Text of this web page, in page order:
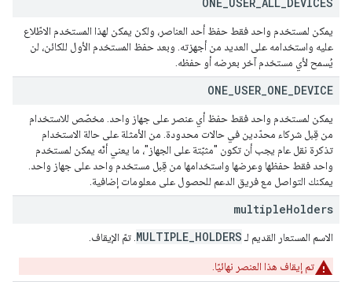
يمكن لمستخدم واحد فقط حفظ أحد العناصر، ولكن يمكن لهذا المستخدم الاطّلاع
عليه واستخدامه على العديد من أجهزته. وبعد حفظ المستخدم الأول للكائن، لن
يُسمح لأي مستخدم آخر بعرضه أو حفظه.
ONE USER ONE DEVICE
يمكن لمستخدم واحد فقط حفظ أي عنصر على جهاز واحد. مخصّص للاستخدام
من قِبل شركاء محدّدين في حالات محدودة. من الأمثلة على حالة الاستخدام
تذكرة نقل عام يجب أن تكون "مثبّتة على الجهاز"، ما يعني أنّه يمكن لمستخدم
واحد فقط حفظها وعرضها واستخدامها من قِبل مستخدم واحد على جهاز واحد.
يمكنك التواصل مع فريق الدعم للحصول على معلومات إضافية.
multipleHolders
الاسم المستعار القديم لـ MULTIPLE_HOLDERS . تمّ الإيقاف.
تم إيقاف هذا العنصر نهائيًا.